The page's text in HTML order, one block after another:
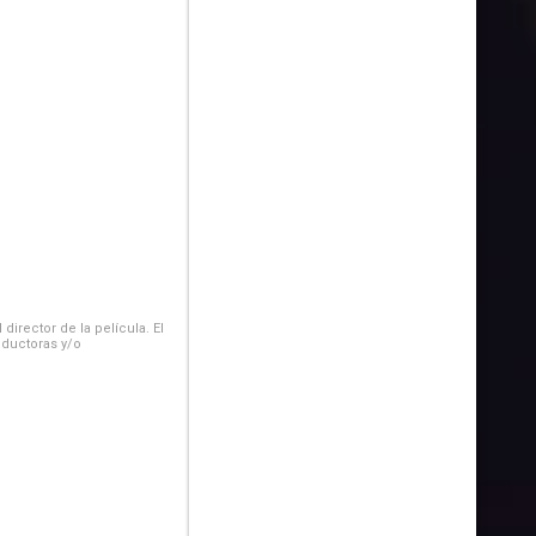
de la película. El
y/o